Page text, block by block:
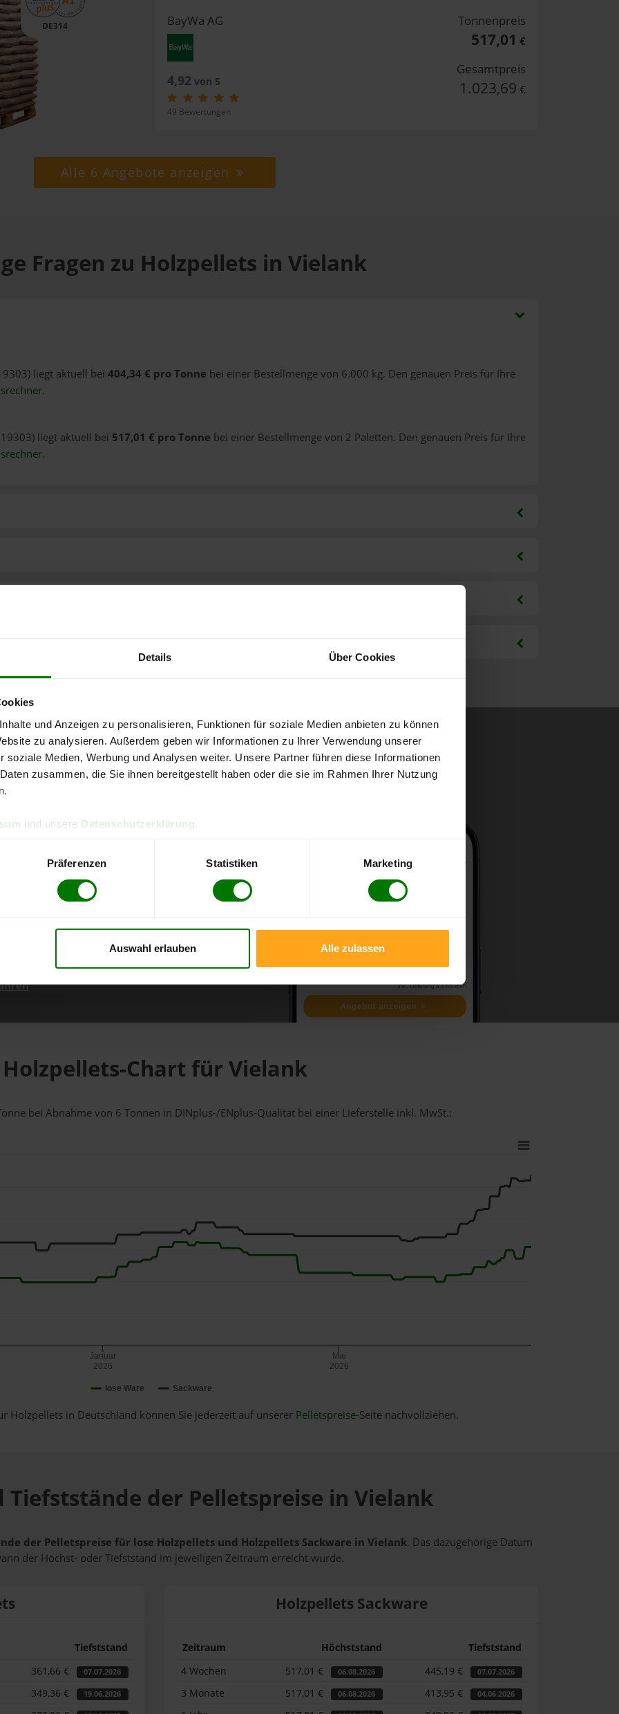
Details Über Cookies
und Anzeigen zu personalisieren, Funktionen für soziale Medien anbieten zu können
zu analysieren. Außerdem geben wir Informationen zu Ihrer Verwendung unserer
soziale Medien, Werbung und Analysen weiter. Unsere Partner führen diese Informationen
zusammen, die Sie ihnen bereitgestellt haben oder die sie im Rahmen Ihrer Nutzung
und unsere Datenschutzerklärung
Präferenzen Statistiken Marketing
Auswahl erlauben Alle zulassen
DE314 BayWa AG
4,92von 5
49 Bewertungen
Tonnenpreis
517,01 €
Gesamtpreis
1.023,69 €
Alle 6 Angebote anzeigen
Fragen zu Holzpellets in Vielank
liegt aktuell bei 404,34 € pro Tonne bei einer Bestellmenge von 6.000 kg. Den genauen Preis für Ihre
.
liegt aktuell bei 517,01 € pro Tonne bei einer Bestellmenge von 2 Paletten. Den genauen Preis für Ihre
.
kostenlose
direkt online bestellen
aktuellen Stand
Holzpellets-Chart für Vielank
bei Abnahmevon 6 Tonnen in DINplus-/ENplus-Qualität bei einer Lieferstelle inkl. MwSt.:
lose Ware Sackware
Januar
2026
Mai
2026
Holzpellets in Deutschland können Sie jederzeit auf unserer Pelletspreise-Seite nachvollziehen.
Tiefststände der Pelletspreise in Vielank
der Pelletspreise für lose Holzpellets und Holzpellets Sackware in Vielank. Das dazugehörige Datum
der Höchst- oder Tiefststand im jeweiligen Zeitraum erreicht wurde.
Tiefststand
361,66 € 07.07.2026
349,36 € 19.06.2026
Holzpellets Sackware
Zeitraum Höchststand
Tiefststand
4 Wochen
517,01 € 06.08.2026 445,19 € 07.07.2026
3 Monate 517,01 € 06.08.2026 413,95 € 04.06.2026